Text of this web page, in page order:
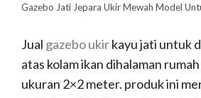
Gazebo Jati Jepara Ukir Mewah Model
Jual gazebo ukirkayu jati untuk
atas kolam ikan dihalaman
ukuran 2×2 meter. produk ini